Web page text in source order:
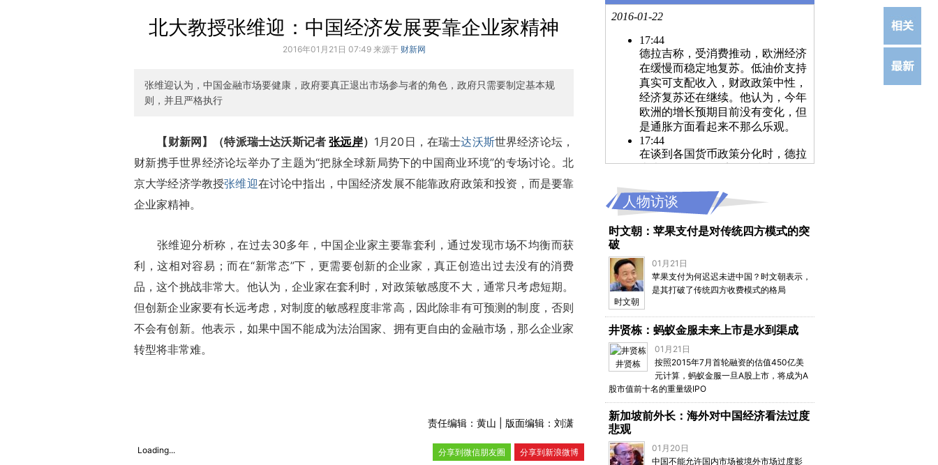
北大教授张维迎：中国经济发展要靠企业家精神
2016年01月21日 07:49 来源于 财新网
张维迎认为，中国金融市场要健康，政府要真正退出市场参与者的角色，政府只需要制定基本规
则，并且严格执行
【财新网】（特派瑞士达沃斯记者张远岸） 1月20日，在瑞士达沃斯世界经济论坛，
财新携手世界经济论坛举办了主题为“把脉全球新局势下的中国商业环境”的专场讨论。北
京大学经济学教授张维迎在讨论中指出，中国经济发展不能靠政府政策和投资，而是要靠
企业家精神。
张维迎分析称，在过去30多年，中国企业家主要靠套利，通过发现市场不均衡而获
利，这相对容易；而在“新常态”下，更需要创新的企业家，真正创造出过去没有的消费
品，这个挑战非常大。他认为，企业家在套利时，对政策敏感度不大，通常只考虑短期。
但创新企业家要有长远考虑，对制度的敏感程度非常高，因此除非有可预测的制度，否则
不会有创新。他表示，如果中国不能成为法治国家、拥有更自由的金融市场，那么企业家
转型将非常难。
责任编辑：黄山 | 版面编辑：刘潇
Loading... 分享到新浪微博
分享到微信朋友圈
人物访谈
时文朝：苹果支付是对传统四方模式的突
破
时文朝
01月21日
苹果支付为何迟迟未进中国？时文朝表示，
是其打破了传统四方收费模式的格局
井贤栋：蚂蚁金服未来上市是水到渠成
井贤栋
01月21日
按照2015年7月首轮融资的估值450亿美
元计算，蚂蚁金服一旦A股上市，将成为A
股市值前十名的重量级IPO
新加坡前外长：海外对中国经济看法过度
悲观
01月20日
中国不能允许国内市场被境外市场过度影